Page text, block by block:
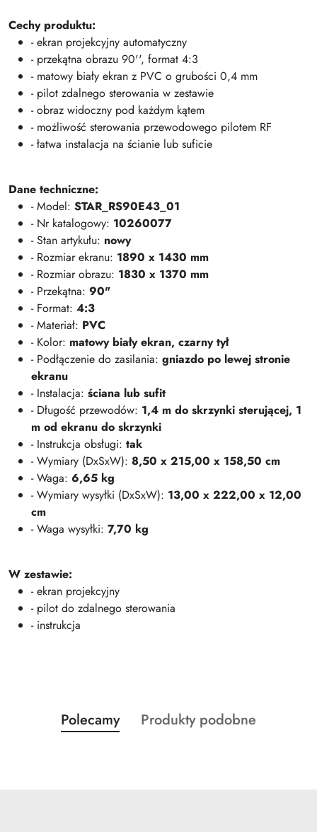
Cechy produktu:
- ekran projekcyjny automatyczny
- przekątna obrazu 90'', format 4:3
- matowy biały ekran z PVC o grubości 0,4 mm
- pilot zdalnego sterowania w zestawie
- obraz widoczny pod każdym kątem
- możliwość sterowania przewodowego pilotem RF
- łatwa instalacja na ścianie lub suficie
Dane techniczne:
- Model: STAR_RS90E43_01
- Nr katalogowy: 10260077
- Stan artykułu: nowy
- Rozmiar ekranu: 1890 x 1430 mm
- Rozmiar obrazu: 1830 x 1370 mm
- Przekątna: 90"
- Format: 4:3
- Materiał: PVC
- Kolor: matowy biały ekran, czarny tył
- Podłączenie do zasilania: gniazdo po lewej stronie
ekranu
- Instalacja: ściana lub sufit
- Długość przewodów: 1,4 m do skrzynki sterującej, 1
m od ekranu do skrzynki
- Instrukcja obsługi: tak
- Wymiary (DxSxW): 8,50 x 215,00 x 158,50 cm
- Waga: 6,65 kg
- Wymiary wysyłki (DxSxW): 13,00 x 222,00 x 12,00
cm
- Waga wysyłki: 7,70 kg
W zestawie:
- ekran projekcyjny
- pilot do zdalnego sterowania
- instrukcja
Pomiń karuzelę produktów
Produkty
o
Polecamy
Produkty
Produkty podobne